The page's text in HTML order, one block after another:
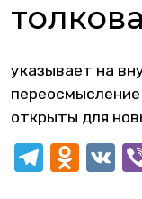
указывает на
открыты для